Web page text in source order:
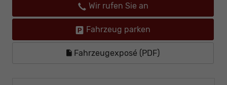
Wir rufen Sie an
Fahrzeug parken
Fahrzeugexposé (PDF)